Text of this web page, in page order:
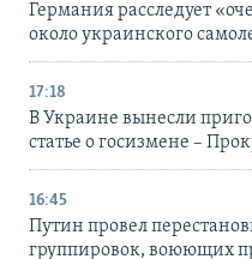
Германия расследует
около украинского
17:18
В Украине вынесли
статье о госизмене –
16:45
Путин провел
группировок, воюющих